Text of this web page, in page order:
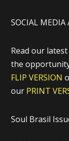
SOCIAL MEDIA
Read our
the
FLIP VERSION
our PRINT
Soul Brasil